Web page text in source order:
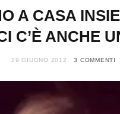
A CASA
C’È ANCHE
29 GIUGNO 2012 3 COMMENTI